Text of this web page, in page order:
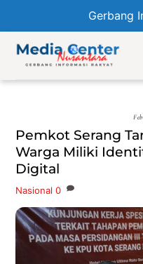
Gerbang
content
Pemkot Serang
Warga Miliki
Digital
Nasional 0